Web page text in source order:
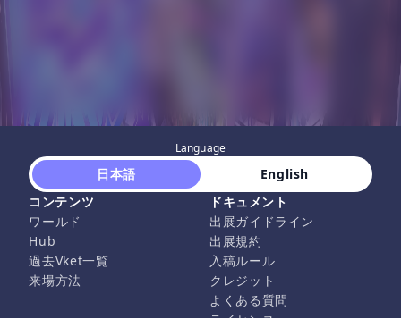
Language
日本語
English
コンテンツ
ワールド
Hub
過去Vket一覧
来場方法
ドキュメント
出展ガイドライン
出展規約
入稿ルール
クレジット
よくある質問
ライセンス